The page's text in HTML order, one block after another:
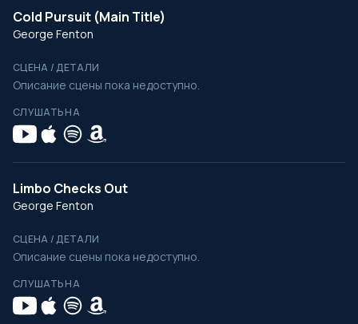
Cold Pursuit (Main Title)
George Fenton
СЦЕНА / ДЕТАЛИ
Описание сцены пока недоступно.
СЛУШАТЬ НА
Limbo Checks Out
George Fenton
СЦЕНА / ДЕТАЛИ
Описание сцены пока недоступно.
СЛУШАТЬ НА